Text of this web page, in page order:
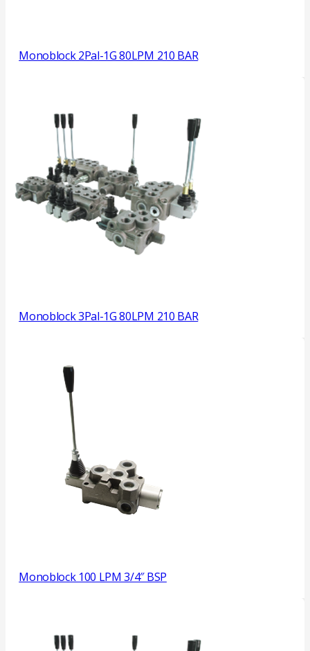
Monoblock 2Pal-1G 80LPM 210 BAR
Monoblock 3Pal-1G 80LPM 210 BAR
Monoblock 100 LPM 3/4″ BSP